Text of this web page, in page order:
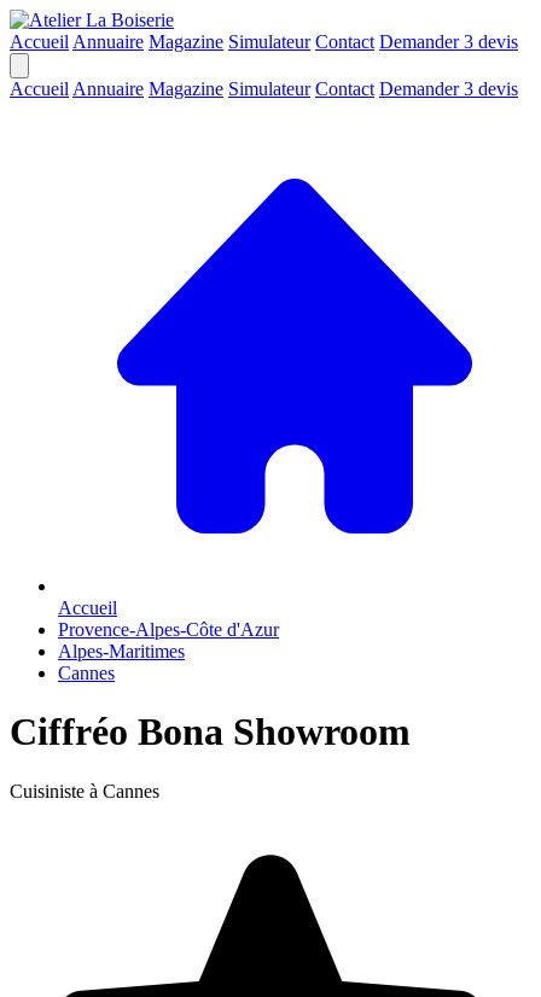
Accueil Annuaire Magazine Simulateur Contact Demander 3 devis
Accueil Annuaire Magazine Simulateur Contact Demander 3 devis
Accueil
Provence-Alpes-Côte d'Azur
Alpes-Maritimes
Cannes
Ciffréo Bona Showroom
Cuisiniste à Cannes